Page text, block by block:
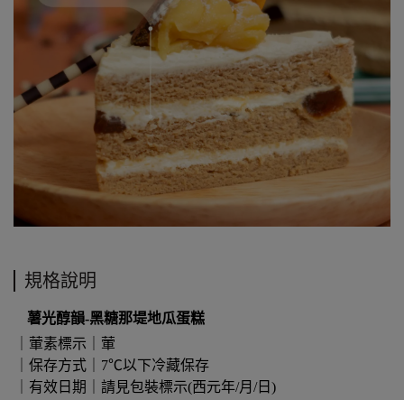
規格說明
薯光醇韻-黑糖那堤地瓜蛋糕
｜葷素標示｜葷
｜保存方式｜7℃以下冷藏保存
｜有效日期｜請見包裝標示(西元年/月/日)